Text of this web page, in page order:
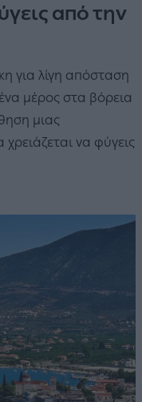
από την
για λίγη απόσταση
μέρος στα βόρεια
μιας
να φύγεις